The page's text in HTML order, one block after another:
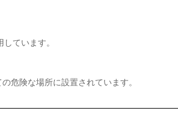
ています。
危険な場所に設置されています。